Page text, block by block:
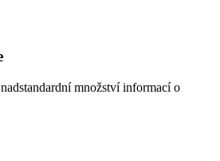
množství informací o